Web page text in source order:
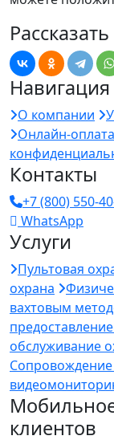
Навигация
О компании
Онлайн-оплата
Контакты
+7 (800) 550-
WhatsApp
Услуги
Пультовая
охрана
вахтовым
обслуживание
Сопровождение
клиентов